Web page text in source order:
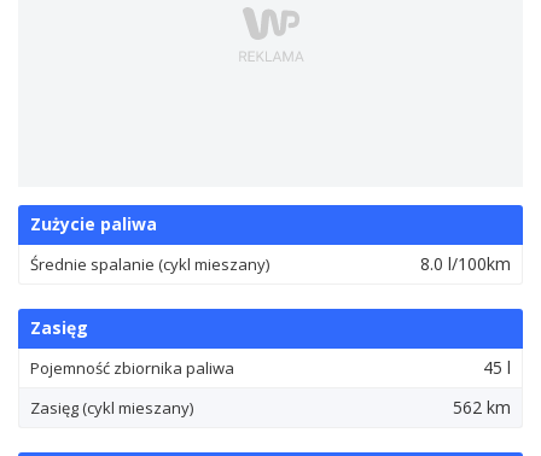
Zużycie paliwa
Średnie spalanie (cykl mieszany) 8.0 l/100km
Zasięg
Pojemność zbiornika paliwa 45 l
Zasięg (cykl mieszany) 562 km